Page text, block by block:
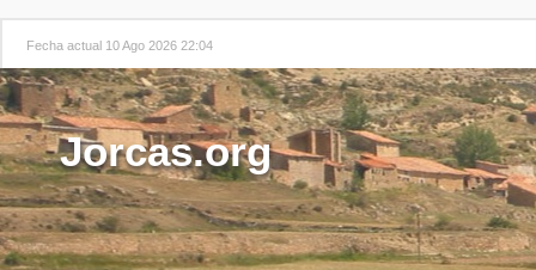
Fecha actual 10 Ago 2026 22:04
Jorcas.org